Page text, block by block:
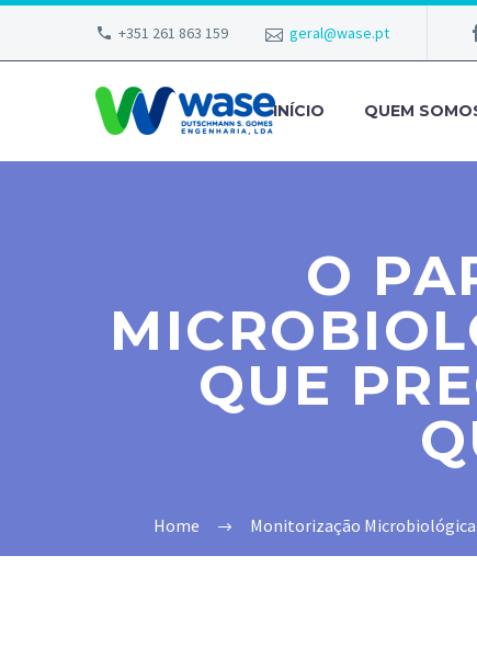
+351 261 863 159 geral@wase.pt
INÍCIO QUEM
O
QUE
Home Monitorização Microbiológica